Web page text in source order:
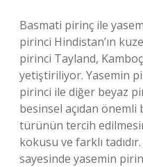
Basmati pirinç ile
pirinci Hindistan’ın
pirinci Tayland,
yetiştiriliyor. Yasemin
pirinci ile diğer beyaz
besinsel açıdan
türünün tercih
kokusu ve farklı
sayesinde yasemin